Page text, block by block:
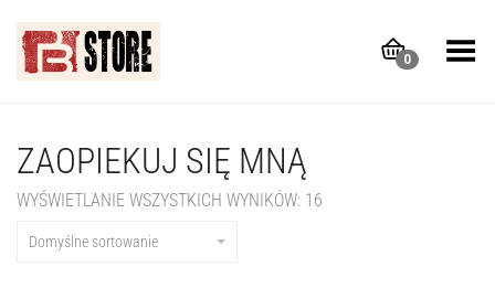
0
Toggle Menu
ZAOPIEKUJ SIĘ MNĄ
WYŚWIETLANIE WSZYSTKICH WYNIKÓW: 16
Domyślne sortowanie